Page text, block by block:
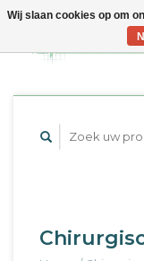
Wij slaan cookies op om